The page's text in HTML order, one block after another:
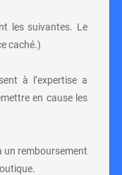
les suivantes. Le
caché.)
à l’expertise a
en cause les
un remboursement